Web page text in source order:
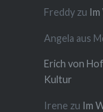
Freddyzu
Angela aus
Erich von
Kultur
Irene zu Im